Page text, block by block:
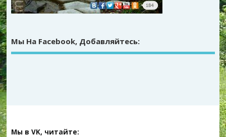
Мы На Facebook, Добавляйтесь:
Мы в VK, читайте: